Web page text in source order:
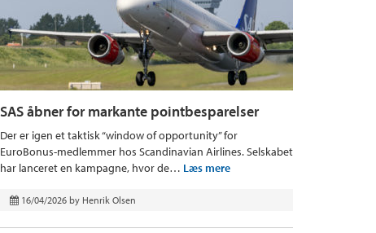
SAS åbner for markante pointbesparelser
Der er igen et taktisk “window of opportunity” for
EuroBonus-medlemmer hos Scandinavian Airlines. Selskabet
har lanceret en kampagne, hvor de… Læs mere
16/04/2026 by Henrik Olsen